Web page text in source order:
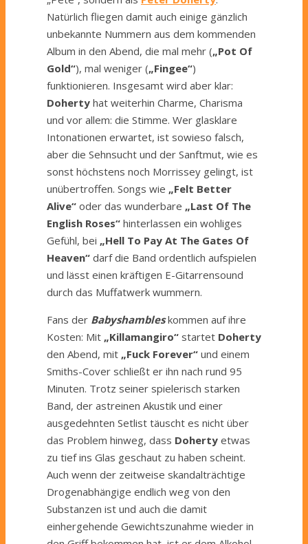
Natürlich fliegen damit auch einige gänzlich
unbekannte Nummern aus dem kommenden
Album in den Abend, die mal mehr („Pot Of
Gold“), mal weniger („Fingee“)
funktionieren. Insgesamt wird aber klar:
Doherty hat weiterhin Charme, Charisma
und vor allem: die Stimme. Wer glasklare
Intonationen erwartet, ist sowieso falsch,
aber die Sehnsucht und der Sanftmut, wie es
sonst höchstens noch Morrissey gelingt, ist
unübertroffen. Songs wie „Felt Better
Alive“ oder das wunderbare „Last Of The
English Roses“ hinterlassen ein wohliges
Gefühl, bei „Hell To Pay At The Gates Of
Heaven“ darf die Band ordentlich aufspielen
und lässt einen kräftigen E-Gitarrensound
durch das Muffatwerk wummern.
Fans der Babyshambleskommen auf ihre
Kosten: Mit „Killamangiro“ startet Doherty
den Abend, mit „Fuck Forever“ und einem
Smiths-Cover schließt er ihn nach rund 95
Minuten. Trotz seiner spielerisch starken
Band, der astreinen Akustik und einer
ausgedehnten Setlist täuscht es nicht über
das Problem hinweg, dass Doherty etwas
zu tief ins Glas geschaut zu haben scheint.
Auch wenn der zeitweise skandalträchtige
Drogenabhängige endlich weg von den
Substanzen ist und auch die damit
einhergehende Gewichtszunahme wieder in